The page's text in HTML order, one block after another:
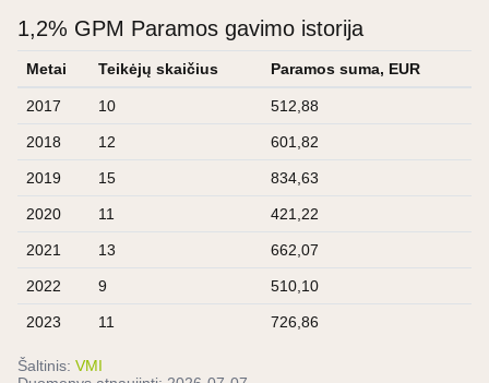
1,2% GPM Paramos gavimo istorija
Metai Teikėjų skaičius Paramos suma, EUR
2017 10 512,88
2018 12 601,82
2019 15 834,63
2020 11 421,22
2021 13 662,07
2022 9 510,10
2023 11 726,86
Šaltinis: VMI